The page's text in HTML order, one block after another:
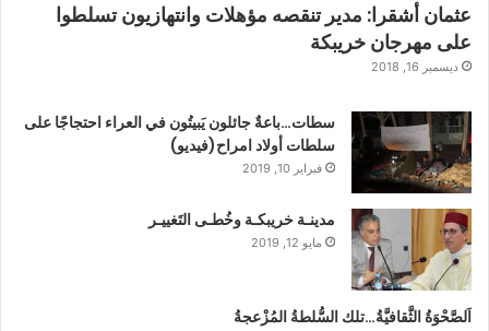
عثمان أشقرا: مدير تنقصه مؤهلات وانتهازيون تسلطوا
على مهرجان خريبكة
ديسمبر 16, 2018
سطات…باعةٌ جائلون يَبيتُون في العراء احتجاجًا على
سلطات أولاد امراح(فيديو)
فبراير 10, 2019
مدينـة خريبكـة وخُطـى التَغييـر
مايو 12, 2019
اَلصَّحْوَةُ الثَّقافيَّةُ…تلك السُّلطةُ المُزْعجةُ